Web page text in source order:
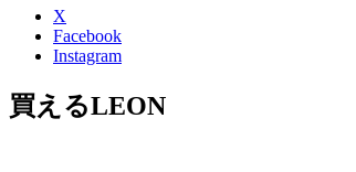
X
Facebook
Instagram
買えるLEON